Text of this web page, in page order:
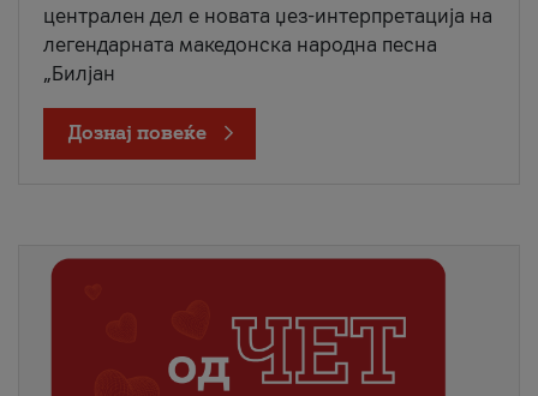
централен дел е новата џез-интерпретација на
легендарната македонска народна песна
„Билјан
Дознај повеќе